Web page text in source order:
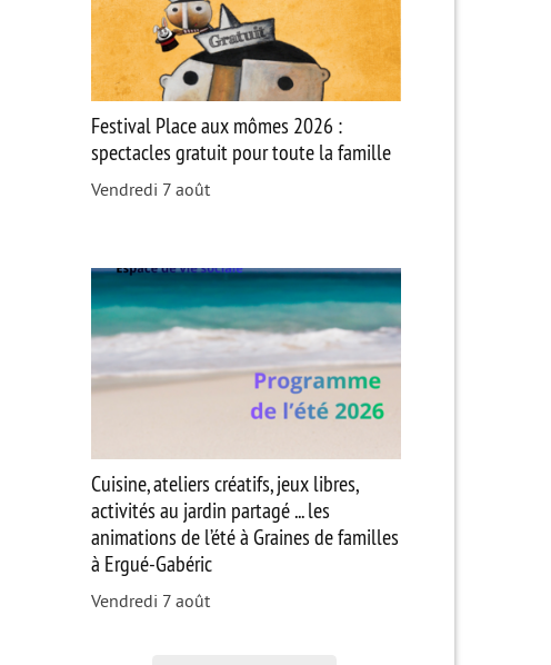
Festival Place aux mômes 2026 :
spectacles gratuit pour toute la famille
Vendredi 7 août
Cuisine, ateliers créatifs, jeux libres,
activités au jardin partagé ... les
animations de l’été à Graines de familles
à Ergué-Gabéric
Vendredi 7 août